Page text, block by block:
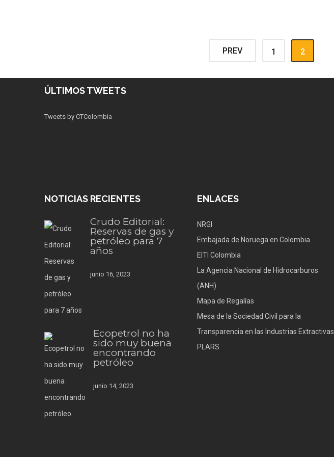
PREV 1 2
ÚLTIMOS TWEETS
Tweets by CTColombia
NOTICIAS RECIENTES
Crudo Editorial:
Reservas de gas y
petróleo para 7
años
junio 16, 2023
Ecopetrol no ha
sido muy buena
encontrando
petróleo
junio 14, 2023
ENLACES
NRGI
Embajada de Noruega en Colombia
EITI Colombia
La Agencia Nacional de Hidrocarburos
(ANH)
Mapa de Regalías
Mesa de la Sociedad Civil para la
Transparencia en las Industrias Extractivas
PLARS